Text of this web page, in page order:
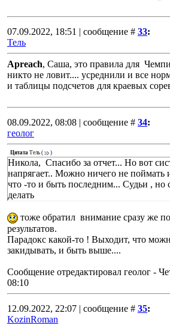
07.09.2022, 18:51 | сообщение # 33:
Тель
Apreach, Саша, это правила для
никто не ловит.... усреднили и все
и таблицы подсчетов для краевых
08.09.2022, 08:08 | сообщение # 34:
геолог
Цитата Тель ( )
Никола, Спасибо за отчет... Но вот
напрягает.. Можно ничего не поймать
что -то и быть последним... Судьи , но
делать
тоже обратил внимание сразу же
результатов.
Парадокс какой-то ! Выходит, что
закидывать, и быть выше....
Сообщение отредактировал геолог -
08:10
12.09.2022, 22:07 | сообщение # 35:
KozinRoman